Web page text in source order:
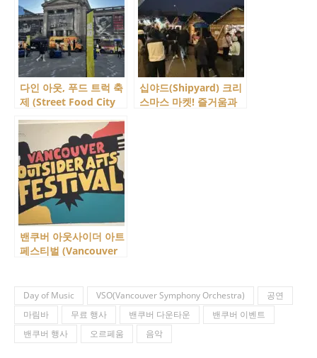
다인 아웃, 푸드 트럭 축
제 (Street Food City
십야드(Shipyard) 크리
스마스 마켓! 즐거움과
밴쿠버 아웃사이더 아트
페스티벌 (Vancouver
요!
Day of Music VSO(Vancouver Symphony Orchestra)
공연
마림바
무료 행사 밴쿠버 다운타운
밴쿠버 이벤트
밴쿠버 행사
오르페움 음악